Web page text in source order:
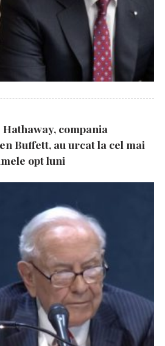
compania
Buffett, au urcat la cel mai
opt luni